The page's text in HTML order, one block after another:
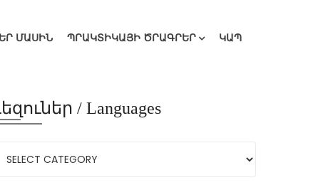
ՄԱՍԻՆ ՊՐԱԿՏԻԿԱՅԻ ԾՐԱԳՐԵՐ ԿԱՊ
/ Languages